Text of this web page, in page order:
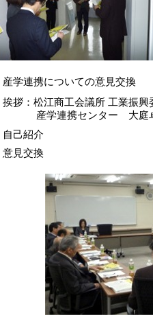
学連携についての意見交換
：松江商工会議所 工業振興
連携センター 大庭卓也
己紹介
見交換